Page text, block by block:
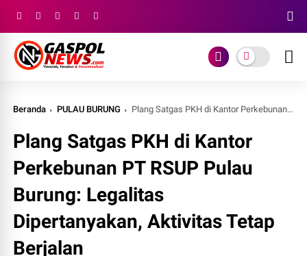
Beranda PULAU BURUNG Plang Satgas PKH di Kantor Perkebunan PT RSUP Pulau Burung: Legalitas Dipertanyakan, Aktivitas Tetap Berjalan
Plang Satgas PKH di Kantor
Perkebunan PT RSUP Pulau
Burung: Legalitas
Dipertanyakan, Aktivitas Tetap
Berjalan